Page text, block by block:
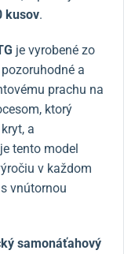
kusov.
je vyrobené zo
a
prachu na
ktorý
a
tento model
v každom
s vnútornou
samonáťahový